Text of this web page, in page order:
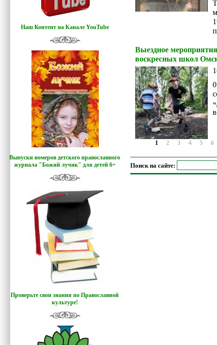
Наш Контент на Канале YouTube
Выпуски номеров детского православного
журнала "Божий лучик" для детей 6+
Проверьте свои знания по Православной
культуре!
Выездное
воскресных школ
1 2 3 4 5 6
Поиск на сайте: